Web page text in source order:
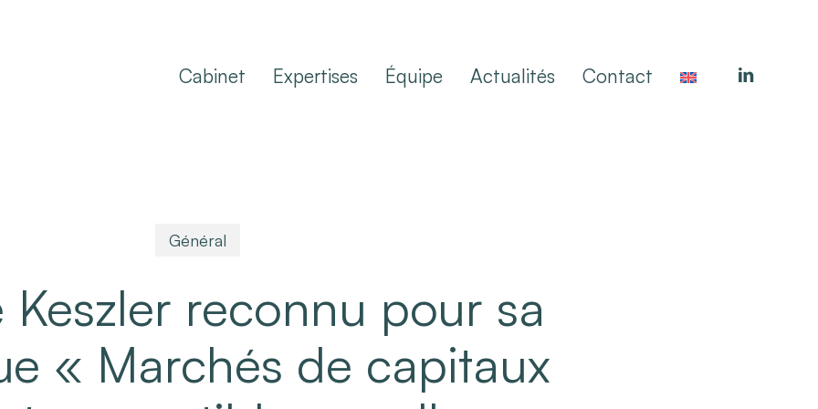
Cabinet Expertises Équipe Actualités Contact linkedin
Général
Keszler reconnu pour sa
« Marchés de capitaux